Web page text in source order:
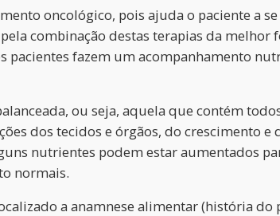
oncológico, pois ajuda o paciente a
combinação destas terapias da melhor
pacientes fazem um acompanhamento
ou seja, aquela que contém
dos tecidos e órgãos, do crescimento
nutrientes podem estar aumentados
normais.
a anamnese alimentar (história